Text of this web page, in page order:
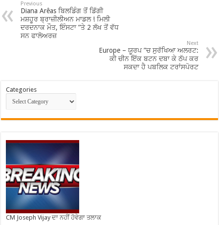
Previous
Diana Arêas ਬਿਲਡਿੰਗ ਤੋਂ ਡਿੱਗੀ
ਮਸ਼ਹੂਰ ਬ੍ਰਾਜ਼ੀਲੀਅਨ ਮਾਡਲ ! ਮਿਲੀ
ਦਰਦਨਾਕ ਮੌਤ, ਇੰਸਟਾ ”ਤੇ 2 ਲੱਖ ਤੋਂ ਵੱਧ
ਸਨ ਫਾਲੋਅਰਜ਼
Next
Europe – ਯੂਰਪ ”ਚ ਸੁਰੱਖਿਆ ਅਲਰਟ:
ਕੀ ਚੀਨ ਇੱਕ ਬਟਨ ਦਬਾ ਕੇ ਠੱਪ ਕਰ
ਸਕਦਾ ਹੈ ਪਬਲਿਕ ਟਰਾਂਸਪੋਰਟ
Categories
CM Joseph Vijay ਦਾ ਨਹੀਂ ਹੋਵੇਗਾ ਤਲਾਕ